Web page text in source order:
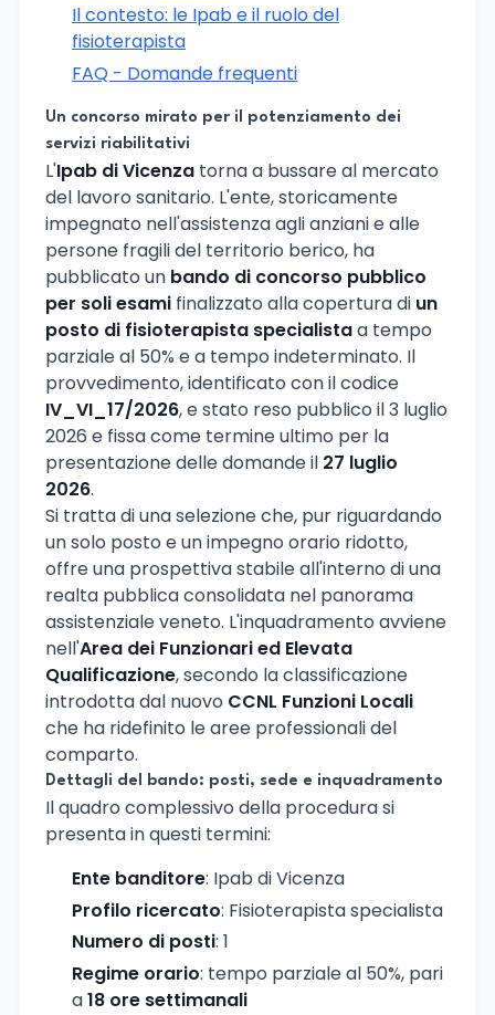
Il contesto: le Ipab e il ruolo del
fisioterapista
FAQ - Domande frequenti
Un concorso mirato per il potenziamento dei
servizi riabilitativi
L'Ipab di Vicenza torna a bussare al mercato
del lavoro sanitario. L'ente, storicamente
impegnato nell'assistenza agli anziani e alle
persone fragili del territorio berico, ha
pubblicato un bando di concorso pubblico
per soli esami finalizzato alla copertura di un
posto di fisioterapista specialistaa tempo
parziale al 50% e a tempo indeterminato. Il
provvedimento, identificato con il codice
IV_VI_17/2026, e stato reso pubblico il 3 luglio
2026 e fissa come termine ultimo per la
presentazione delle domande il 27 luglio
2026.
Si tratta di una selezione che, pur riguardando
un solo posto e un impegno orario ridotto,
offre una prospettiva stabile all'interno di una
realta pubblica consolidata nel panorama
assistenziale veneto. L'inquadramento avviene
nell'Area dei Funzionari ed Elevata
Qualificazione, secondo la classificazione
introdotta dal nuovo CCNL Funzioni Locali
che ha ridefinito le aree professionali del
comparto.
Dettagli del bando: posti, sede e inquadramento
Il quadro complessivo della procedura si
presenta in questi termini:
Ente banditore: Ipab di Vicenza
Profilo ricercato: Fisioterapista specialista
Numero di posti: 1
Regime orario: tempo parziale al 50%, pari
a18 ore settimanali